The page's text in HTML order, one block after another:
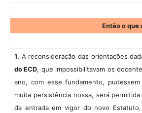
Então o que
1. A reconsideração das orientações
do ECD, que impossibilitavam os
ano, com esse fundamento,
muita persistência nossa, será
da entrada em vigor do novo